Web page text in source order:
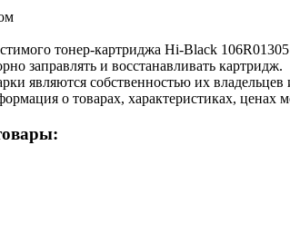
тонер-картриджа Hi-Black
заправлять и восстанавливать картридж.
являются собственностью их
о товарах, характеристиках, ценах